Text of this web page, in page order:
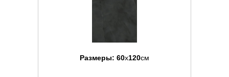
Размеры: 60x120см